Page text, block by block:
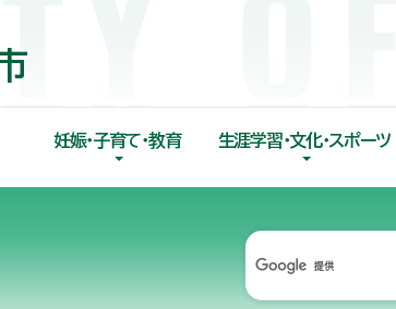
妊娠・子育て・教育 生涯学習・文化・スポーツ